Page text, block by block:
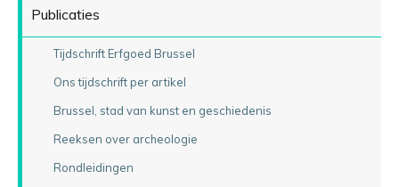
Publicaties
Tijdschrift Erfgoed Brussel
Ons tijdschrift per artikel
Brussel, stad van kunst en geschiedenis
Reeksen over archeologie
Rondleidingen